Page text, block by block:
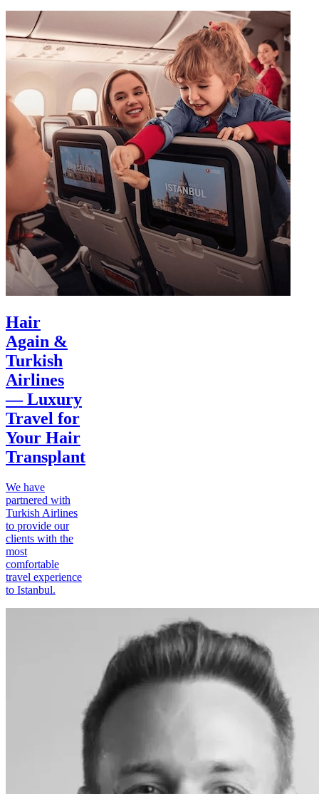
Hair
Again &
Turkish
Airlines
— Luxury
Travel for
Your Hair
Transplant
We have
partnered with
Turkish Airlines
to provide our
clients with the
most
comfortable
travel experience
to Istanbul.